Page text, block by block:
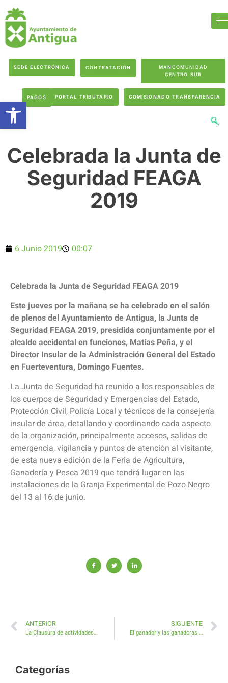
SEDE ELECTRÓNICA CONTRATACIÓN
MANCOMUNIDAD
CENTRO SUR
PAGOS PORTAL TRIBUTARIO COMISIONADO TRANSPARENCIA
Celebrada la Junta de
Seguridad FEAGA
2019
6 Junio 2019 00:07
Celebrada la Junta de Seguridad FEAGA 2019
Este jueves por la mañana se ha celebrado en el salón
de plenos del Ayuntamiento de Antigua, la Junta de
Seguridad FEAGA 2019, presidida conjuntamente por el
alcalde accidental en funciones, Matías Peña, y el
Director Insular de la Administración General del Estado
en Fuerteventura, Domingo Fuentes.
La Junta de Seguridad ha reunido a los responsables de
los cuerpos de Seguridad y Emergencias del Estado,
Protección Civil, Policía Local y técnicos de la consejería
insular de área, detallando y coordinando cada aspecto
de la organización, principalmente accesos, salidas de
emergencia, vigilancia y puntos de atención al visitante,
de esta nueva edición de la Feria de Agricultura,
Ganadería y Pesca 2019 que tendrá lugar en las
instalaciones de la Granja Experimental de Pozo Negro
del 13 al 16 de junio.
ANTERIOR
La Clausura de actividades deportivas en Antigua reunirá más de 200 jóvenes
SIGUIENTE
El ganador y las ganadoras del Concurso de dibujo sobre Familias reciben premios y juegos
Categorías
Abrir barra de herramientas